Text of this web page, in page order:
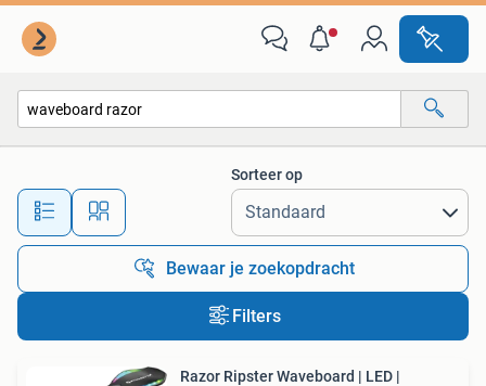
Alle afstanden…
Sorteer op
Bewaar je zoekopdracht
Filters
Razor Ripster Waveboard | LED |